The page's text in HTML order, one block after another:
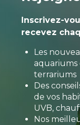
Inscrivez-
recevez
Les
aquariums
terrariums
Des
de vos
UVB,
Nos